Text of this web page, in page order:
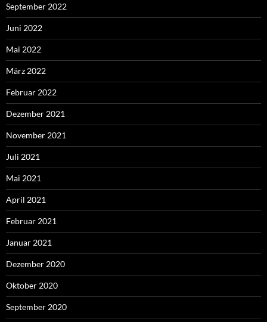
September 2022
Juni 2022
Mai 2022
März 2022
Februar 2022
Dezember 2021
November 2021
Juli 2021
Mai 2021
April 2021
Februar 2021
Januar 2021
Dezember 2020
Oktober 2020
September 2020